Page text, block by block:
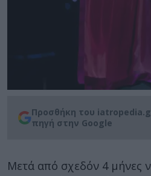
Προσθήκη του
πηγή στην Google
Mετά από σχεδόν 4 μήνες